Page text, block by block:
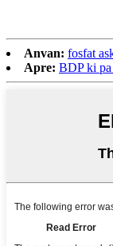
Anvan: fosfat
Apre: BDP ki